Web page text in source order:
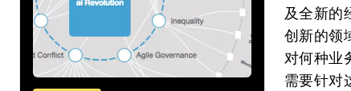
及全新的
创新的领
对何种业
需要针对